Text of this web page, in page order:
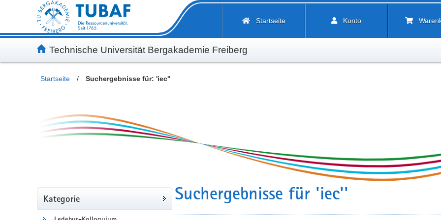
Inhalt
Kundenmenü
Suche
Servicemenü
Startseite Konto
Technische Universität Bergakademie Freiberg
Startseite / Suchergebnisse für: 'iec''
Kategorie Suchergebnisse für 'iec''